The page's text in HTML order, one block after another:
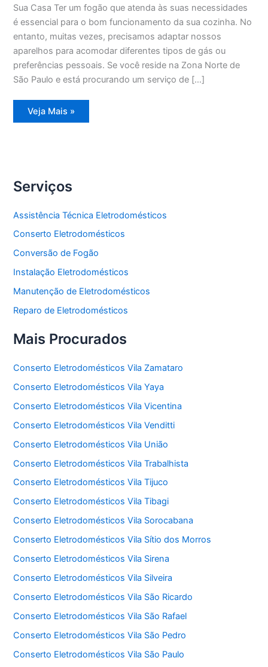
Sua Casa Ter um fogão que atenda às suas necessidades
é essencial para o bom funcionamento da sua cozinha. No
entanto, muitas vezes, precisamos adaptar nossos
aparelhos para acomodar diferentes tipos de gás ou
preferências pessoais. Se você reside na Zona Norte de
São Paulo e está procurando um serviço de […]
Conversão
de
Veja Mais »
Serviços
Assistência Técnica Eletrodomésticos
Conserto Eletrodomésticos
Conversão de Fogão
Instalação Eletrodomésticos
Manutenção de Eletrodomésticos
Reparo de Eletrodomésticos
Mais Procurados
Conserto Eletrodomésticos Vila Zamataro
Conserto Eletrodomésticos Vila Yaya
Conserto Eletrodomésticos Vila Vicentina
Conserto Eletrodomésticos Vila Venditti
Conserto Eletrodomésticos Vila União
Conserto Eletrodomésticos Vila Trabalhista
Conserto Eletrodomésticos Vila Tijuco
Conserto Eletrodomésticos Vila Tibagi
Conserto Eletrodomésticos Vila Sorocabana
Conserto Eletrodomésticos Vila Sítio dos Morros
Conserto Eletrodomésticos Vila Sirena
Conserto Eletrodomésticos Vila Silveira
Conserto Eletrodomésticos Vila São Ricardo
Conserto Eletrodomésticos Vila São Rafael
Conserto Eletrodomésticos Vila São Pedro
Conserto Eletrodomésticos Vila São Paulo